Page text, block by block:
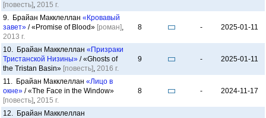
[повесть], 2015 г.
9. Брайан Макклеллан «Кровавый
завет» / «Promise of Blood» [роман],
2013 г.
8 - 2025-01-11
10. Брайан Макклеллан «Призраки
Тристанской Низины» / «Ghosts of
the Tristan Basin» [повесть], 2016 г.
9 - 2025-01-11
11. Брайан Макклеллан «Лицо в
окне» / «The Face in the Window»
[повесть], 2015 г.
8 - 2024-11-17
12. Брайан Макклеллан